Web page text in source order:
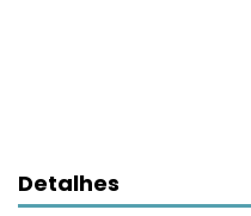
Detalhes